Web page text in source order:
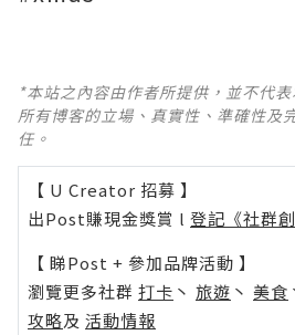
*本站之內容由作者所提供，並不代
所有博客的立場、真實性、準確性及
任。
【 U Creator 招募 】
出Post賺現金獎賞 l 登記《社群
【 睇Post + 參加品牌活動 】
瀏覽更多社群 打卡 丶 旅遊 丶 美食
攻略及 活動情報